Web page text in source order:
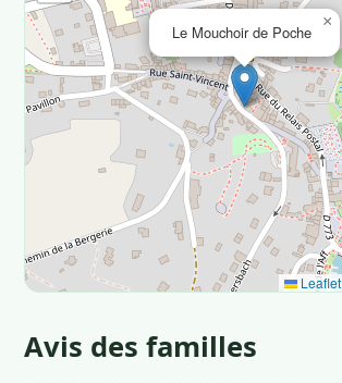
Le Mouchoir de Poche
×
Leaflet
Avis des familles